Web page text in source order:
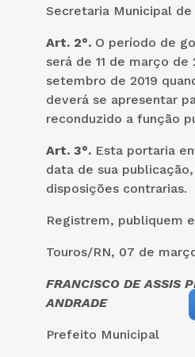
Secretaria Municipal de
Art. 2°. O período de
será de 11 de março de
setembro de 2019
deverá se apresentar
reconduzido a função
Art. 3°. Esta portaria
data de sua
disposições
Registrem, publiquem
Touros/RN, 07 de
FRANCISCO DE ASSIS
ANDRADE
Prefeito Municipal